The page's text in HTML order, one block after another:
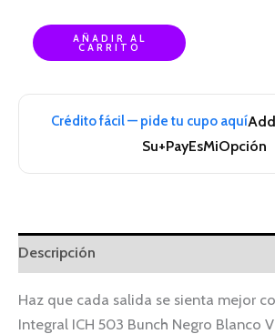
AÑADIR AL
CARRITO
Crédito fácil — pide tu cupo aquí
Su+PayEsMiOpción
Descripción
Haz que cada salida se sienta mejor
Integral ICH 503 Bunch Negro Blanco